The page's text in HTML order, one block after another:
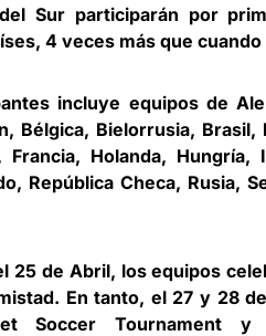
Sur participarán por
4 veces más que
incluye equipos de
Bélgica, Bielorrusia, Brasil,
Francia, Holanda,
República Checa, Rusia,
25 de Abril, los equipos
En tanto, el 27 y 28
Soccer Tournament y